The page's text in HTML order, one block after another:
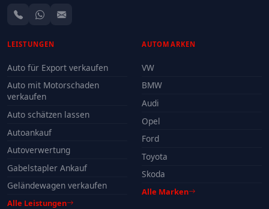
LEISTUNGEN
Auto für Export verkaufen
Auto mit Motorschaden
verkaufen
Auto schätzen lassen
Autoankauf
Autoverwertung
Gabelstapler Ankauf
Geländewagen verkaufen
Alle Leistungen
AUTOMARKEN
VW
BMW
Audi
Opel
Ford
Toyota
Skoda
Alle Marken